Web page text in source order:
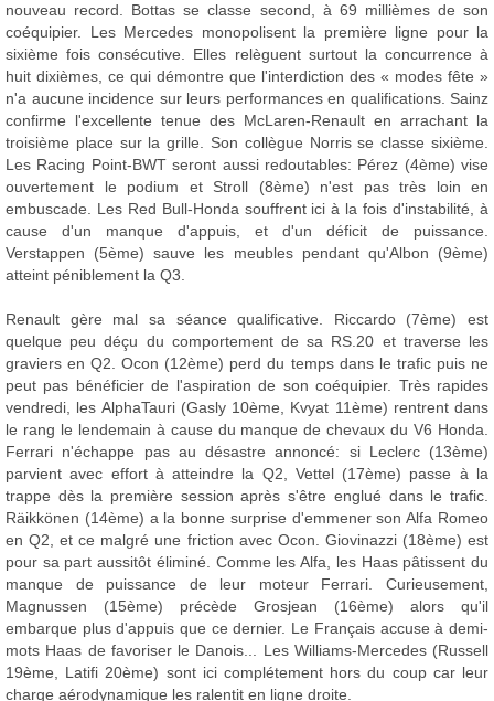
nouveau record. Bottas se classe second, à 69 millièmes de son
coéquipier. Les Mercedes monopolisent la première ligne pour la
sixième fois consécutive. Elles relèguent surtout la concurrence à
huit dixièmes, ce qui démontre que l'interdiction des « modes fête »
n'a aucune incidence sur leurs performances en qualifications. Sainz
confirme l'excellente tenue des McLaren-Renault en arrachant la
troisième place sur la grille. Son collègue Norris se classe sixième.
Les Racing Point-BWT seront aussi redoutables: Pérez (4ème) vise
ouvertement le podium et Stroll (8ème) n'est pas très loin en
embuscade. Les Red Bull-Honda souffrent ici à la fois d'instabilité, à
cause d'un manque d'appuis, et d'un déficit de puissance.
Verstappen (5ème) sauve les meubles pendant qu'Albon (9ème)
atteint péniblement la Q3.
Renault gère mal sa séance qualificative. Riccardo (7ème) est
quelque peu déçu du comportement de sa RS.20 et traverse les
graviers en Q2. Ocon (12ème) perd du temps dans le trafic puis ne
peut pas bénéficier de l'aspiration de son coéquipier. Très rapides
vendredi, les AlphaTauri (Gasly 10ème, Kvyat 11ème) rentrent dans
le rang le lendemain à cause du manque de chevaux du V6 Honda.
Ferrari n'échappe pas au désastre annoncé: si Leclerc (13ème)
parvient avec effort à atteindre la Q2, Vettel (17ème) passe à la
trappe dès la première session après s'être englué dans le trafic.
Räikkönen (14ème) a la bonne surprise d'emmener son Alfa Romeo
en Q2, et ce malgré une friction avec Ocon. Giovinazzi (18ème) est
pour sa part aussitôt éliminé. Comme les Alfa, les Haas pâtissent du
manque de puissance de leur moteur Ferrari. Curieusement,
Magnussen (15ème) précède Grosjean (16ème) alors qu'il
embarque plus d'appuis que ce dernier. Le Français accuse à demi-
mots Haas de favoriser le Danois... Les Williams-Mercedes (Russell
19ème, Latifi 20ème) sont ici complétement hors du coup car leur
charge aérodynamique les ralentit en ligne droite.